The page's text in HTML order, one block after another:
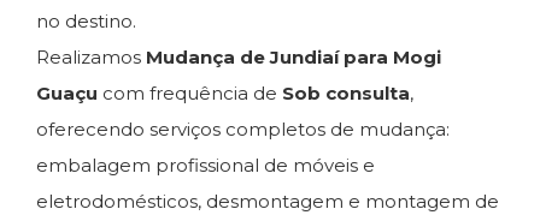
no destino.
Realizamos Mudança de Jundiaí para Mogi
Guaçu com frequência de Sob consulta,
oferecendo serviços completos de mudança:
embalagem profissional de móveis e
eletrodomésticos, desmontagem e montagem de